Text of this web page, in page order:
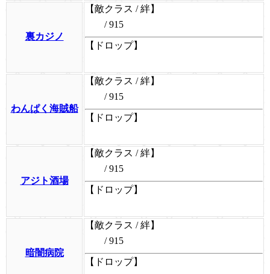
裏カジノ
【敵クラス / 絆】
/ 915
【ドロップ】
わんぱく海賊船
【敵クラス / 絆】
/ 915
【ドロップ】
アジト酒場
【敵クラス / 絆】
/ 915
【ドロップ】
暗闇病院
【敵クラス / 絆】
/ 915
【ドロップ】